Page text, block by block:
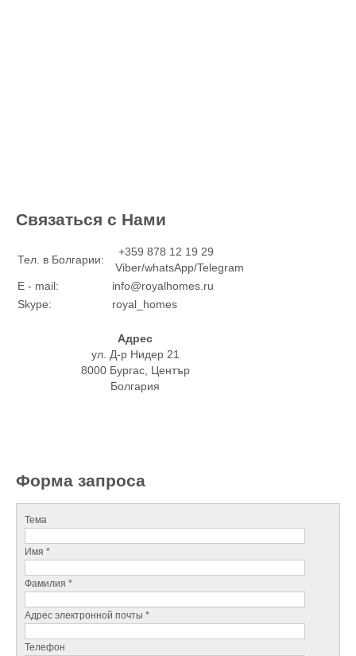
Связаться с Нами
Тел. в Болгарии:
+359 878 12 19 29
Viber/whatsApp/Telegram
E - mail:
info@royalhomes.ru
Skype:
royal_homes
Адрес
ул. Д-р Нидер 21
8000 Бургас, Център
Болгария
Форма запроса
Тема
Имя *
Фамилия *
Адрес электронной почты *
Телефон